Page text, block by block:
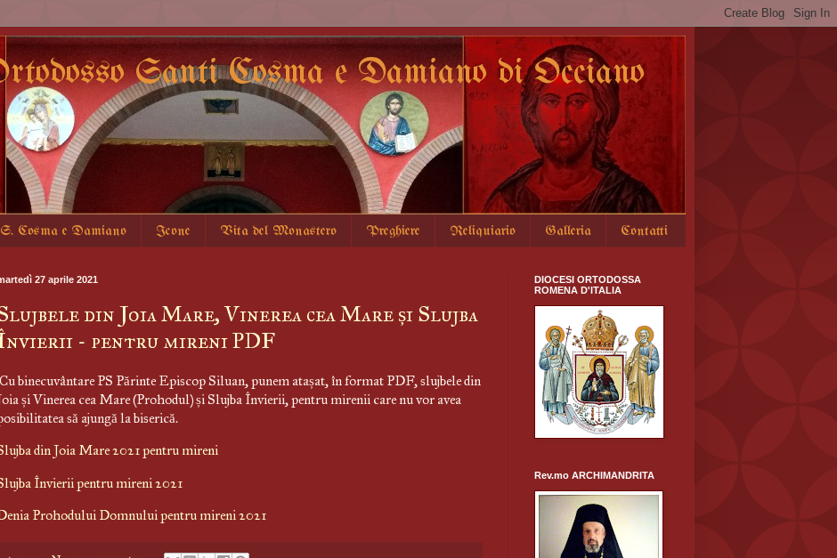
Santi Cosma e Damiano di Occiano
Cosma e Damiano Icone Vita del Monastero Preghiere Reliquiario Galleria Contatti
27 aprile 2021
din Joia Mare, Vinerea cea Mare și Slujba
- pentru mireni PDF
Cu binecuvântare PS Părinte Episcop Siluan, punem atașat, în format PDF, slujbele din
și Vinerea cea Mare (Prohodul) și Slujba Învierii, pentru mirenii care nu vor avea
să ajungă la biserică.
din Joia Mare 2021 pentru mireni
Învierii pentru mireni 2021
Prohodului Domnului pentru mireni 2021
DIOCESI ORTODOSSA
ROMENA D'ITALIA
Rev.mo ARCHIMANDRITA